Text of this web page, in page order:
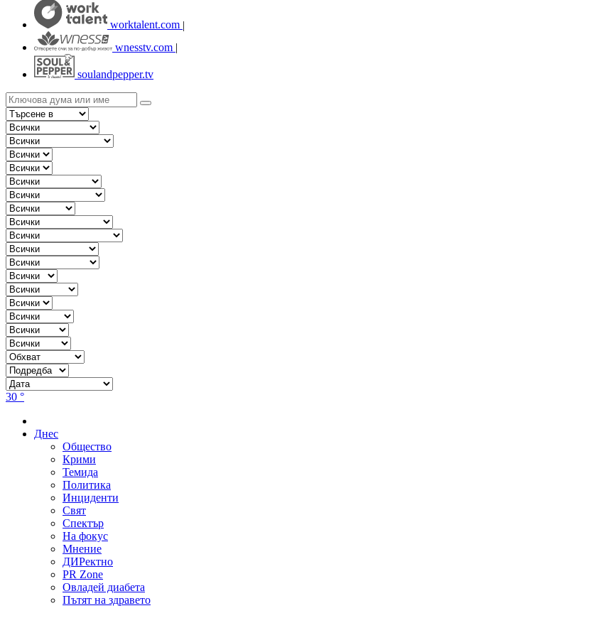
worktalent.com |
wnesstv.com |
soulandpepper.tv
30 °
Днес
Общество
Крими
Темида
Политика
Инциденти
Свят
Спектър
На фокус
Мнение
ДИРектно
PR Zone
Овладей диабета
Пътят на здравето